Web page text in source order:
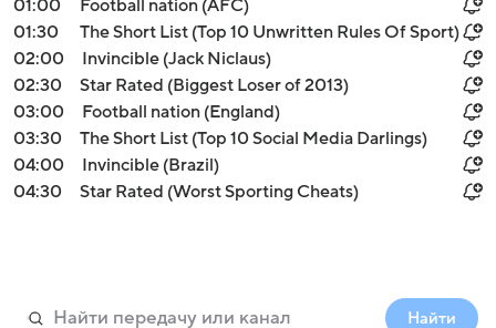
01:00
Football nation (AFC)
01:30
The Short List (Top 10 Unwritten Rules Of Sport)
02:00
Invincible (Jack Niclaus)
02:30
Star Rated (Biggest Loser of 2013)
03:00
Football nation (England)
03:30
The Short List (Top 10 Social Media Darlings)
04:00
Invincible (Brazil)
04:30
Star Rated (Worst Sporting Cheats)
Найти